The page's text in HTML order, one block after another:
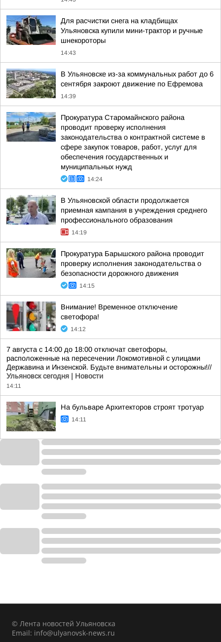
Для расчистки снега на кладбищах
Ульяновска купили мини-трактор и ручные
шнекороторы
14:43
В Ульяновске из-за коммунальных работ до 6
сентября закроют движение по Ефремова
14:39
Прокуратура Старомайнского района
проводит проверку исполнения
законодательства о контрактной системе в
сфере закупок товаров, работ, услуг для
обеспечения государственных и
муниципальных нужд
14:24
В Ульяновской области продолжается
приемная кампания в учреждения среднего
профессионального образования
14:19
Прокуратура Барышского района проводит
проверку исполнения законодательства о
безопасности дорожного движения
14:15
Внимание! Временное отключение
светофора!
14:12
7 августа с 14:00 до 18:00 отключат светофоры,
расположенные на пересечении Локомотивной с улицами
Державина и Инзенской. Будьте внимательны и осторожны!//
Ульяновск сегодня | Новости
14:11
На бульваре Архитекторов строят тротуар
14:11
© Лента новостей Ульяновска
Email: info@ulyanovsk-news.ru